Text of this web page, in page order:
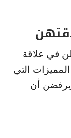
ال 40 قد دخلن في علاقة
التي
يرفضن أن